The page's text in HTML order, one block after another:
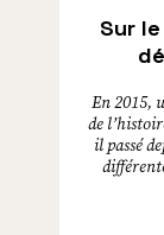
Sur
En 2015,
de
il passé